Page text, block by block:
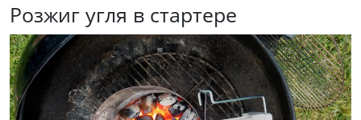
Розжиг угля в стартере